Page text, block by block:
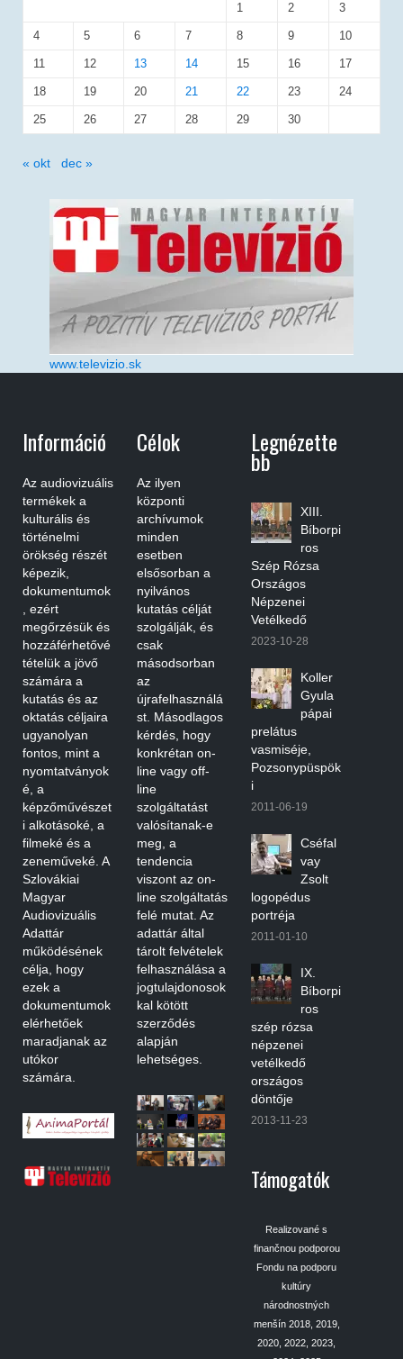
1 2 3
4 5 6 7 8 9 10
11 12 13 14 15 16 17
18 19 20 21 22 23 24
25 26 27 28 29 30
« okt dec »
www.televizio.sk
Információ
Az audiovizuális
termékek a
kulturális és
történelmi
örökség részét
képezik,
dokumentumok
, ezért
megőrzésük és
hozzáférhetővé
tételük a jövő
számára a
kutatás és az
oktatás céljaira
ugyanolyan
fontos, mint a
nyomtatványok
é, a
képzőművészet
i alkotásoké, a
filmeké és a
zeneműveké. A
Szlovákiai
Magyar
Audiovizuális
Adattár
működésének
célja, hogy
ezek a
dokumentumok
elérhetőek
maradjanak az
utókor
számára.
Célok
Az ilyen
központi
archívumok
minden
esetben
elsősorban a
nyilvános
kutatás célját
szolgálják, és
csak
másodsorban
az
újrafelhasználá
st. Másodlagos
kérdés, hogy
konkrétan on-
line vagy off-
line
szolgáltatást
valósítanak-e
meg, a
tendencia
viszont az on-
line szolgáltatás
felé mutat. Az
adattár által
tárolt felvételek
felhasználása a
jogtulajdonosok
kal kötött
szerződés
alapján
lehetséges.
Legnézette
Bb
XIII.
Bíborpi
ros
Szép Rózsa
Országos
Népzenei
Vetélkedő
2023-10-28
Koller
Gyula
pápai
prelátus
vasmiséje,
Pozsonypüspök
i
2011-06-19
Cséfal
vay
Zsolt
logopédus
portréja
2011-01-10
IX.
Bíborpi
ros
szép rózsa
népzenei
vetélkedő
országos
döntője
2013-11-23
Támogatók
Realizované s
finančnou podporou
Fondu na podporu
kultúry
národnostných
menšín 2018, 2019,
2020, 2022, 2023,